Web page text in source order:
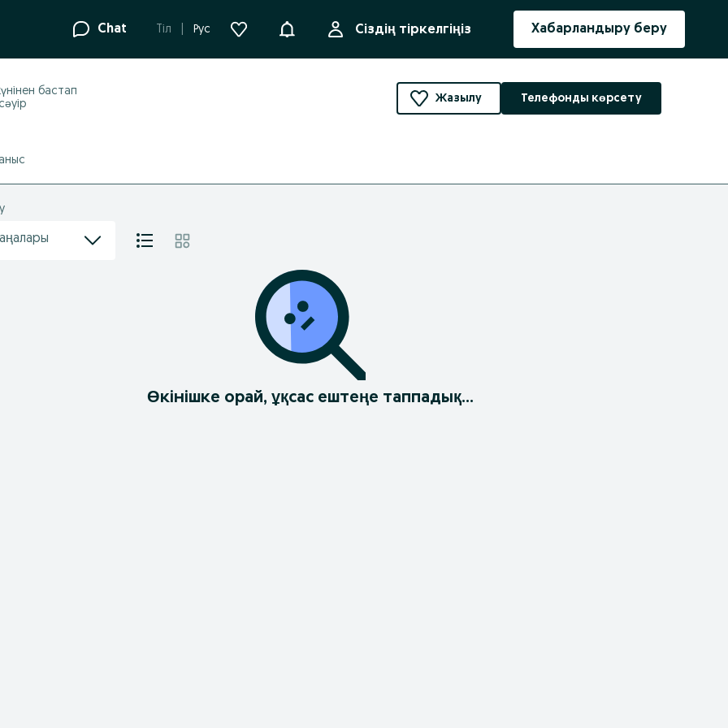
Chat Tіл Рус АқпараттандыруСіздің тіркелгіңіз Хабарландыру беру
бастап
Жазылу Телефонды көрсету
Өкінішке орай, ұқсас ештеңе таппадық...